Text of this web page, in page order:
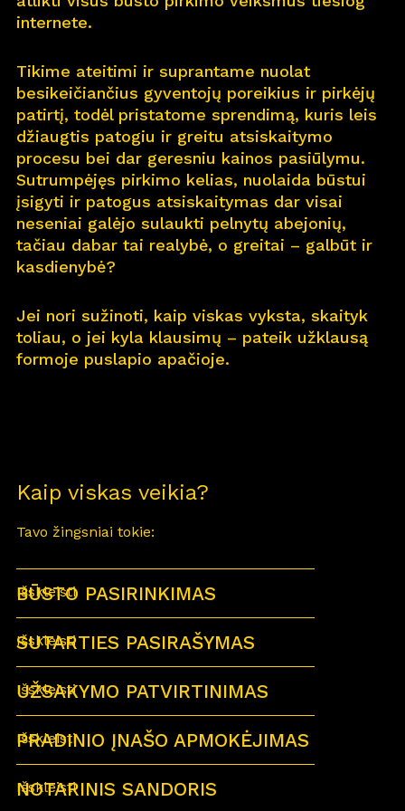
Apiemus
Karjera 11
Naujienos
Nauj ų namų kortelė
Kontaktai
internete.
Tikime ateitimi ir suprantame nuolat
besikeičiančius gyventojų poreikius ir pirkėjų
patirtį, todėl pristatome sprendimą, kuris leis
džiaugtis patogiu ir greitu atsiskaitymo
procesu bei dar geresniu kainos pasiūlymu.
Sutrumpėjęs pirkimo kelias, nuolaida būstui
įsigyti ir patogus atsiskaitymas dar visai
neseniai galėjo sulaukti pelnytų abejonių,
tačiau dabar tai realybė, o greitai – galbūt ir
kasdienybė?
Jei nori sužinoti, kaip viskas vyksta, skaityk
toliau, o jei kyla klausimų – pateik užklausą
formoje puslapio apačioje.
Kaip viskas veikia?
Tavo žingsniai tokie:
Išskleisti
BŪSTO PASIRINKIMAS
Išskleisti
SUTARTIES PASIRAŠYMAS
Išskleisti
UŽSAKYMO PATVIRTINIMAS
Išskleisti
PRADINIO ĮNAŠO APMOKĖJIMAS
Išskleisti
NOTARINIS SANDORIS